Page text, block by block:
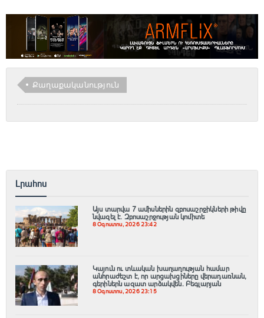
Քաղաքականություն
Լրահոս
Այս տարվա 7 ամիսներին զբոսաշրջիկների թիվը
նվազել է. Զբոսաշրջության կոմիտե
8 Օգոստոս, 2026 23:42
Կայուն ու տևական խաղաղության համար
անհրաժեշտ է, որ արցախցիները վերադառնան,
գերիներն ազատ արձակվեն․ Բեգլարյան
8 Օգոստոս, 2026 23:15